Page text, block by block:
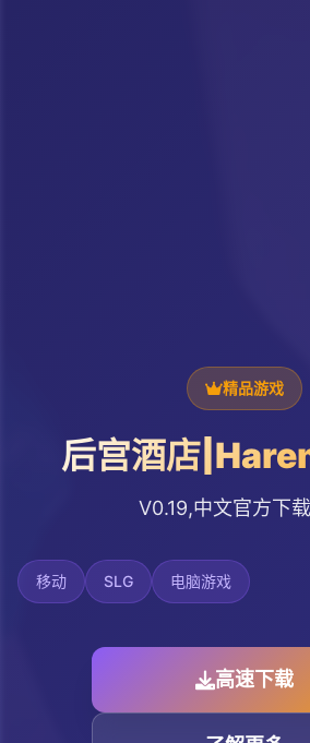
精品游戏
后宫酒店
V0.19,中文官方下
移动 SLG 电脑游戏
高速下载